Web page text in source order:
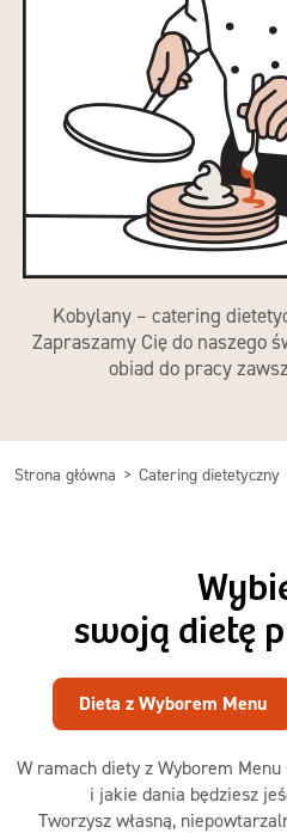
Kobylany – catering
Zapraszamy Cię do naszego
obiad do pracy
Strona główna Catering dietetyczny
swoją dietę
W ramach diety z Wyborem
i jakie dania będziesz
Tworzysz własną,
Dieta z Wyborem Menu